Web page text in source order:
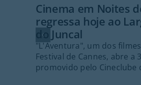
Cinema em Noites
regressa hoje ao
do Juncal
"L'Aventura", um dos
Festival de Cannes, abre a
promovido pelo Cineclube